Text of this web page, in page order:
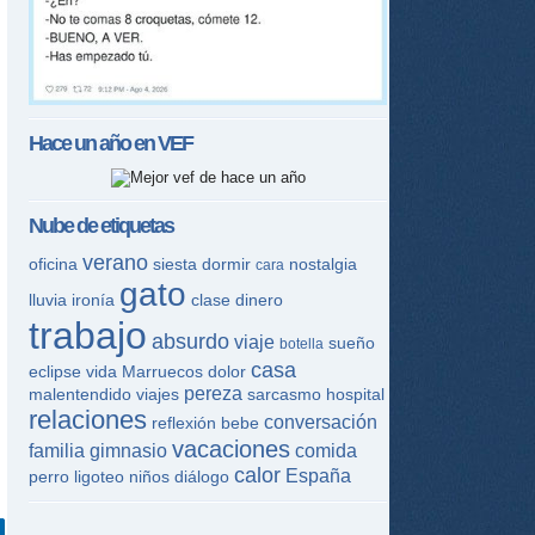
Hace un año enVEF
Nube de etiquetas
oficina verano siesta dormir cara nostalgia
lluvia ironía gato clase dinero
trabajo absurdo viaje botella sueño
eclipse vida Marruecos dolor casa
malentendido viajes pereza sarcasmo hospital
relaciones reflexión bebe conversación
familia gimnasio vacaciones comida
perro ligoteo niños diálogo calor España